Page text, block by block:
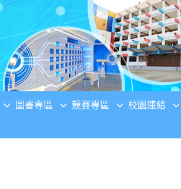
圖書專區 競賽專區 校園連結